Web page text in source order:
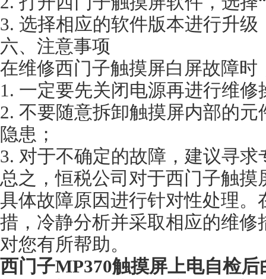
3. 选择相应的软件版本进行升
六、注意事项
在维修西门子触摸屏白屏故障时
1. 一定要先关闭电源再进行维修
2. 不要随意拆卸触摸屏内部的
隐患；
3. 对于不确定的故障，建议寻
总之，恒税公司对于西门子触
具体故障原因进行针对性处理
措，冷静分析并采取相应的维
对您有所帮助。
西门子MP370触摸屏上电自检后